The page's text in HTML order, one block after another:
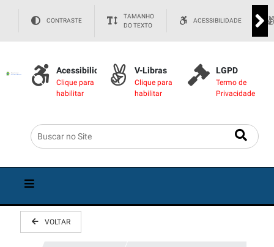
CONTRASTE
TAMANHO
DO TEXTO
ACESSIBILIDADE
Acessibilidade
Clique para
habilitar
V-Libras
Clique para
habilitar
LGPD
Termo de
Privacidade
VOLTAR